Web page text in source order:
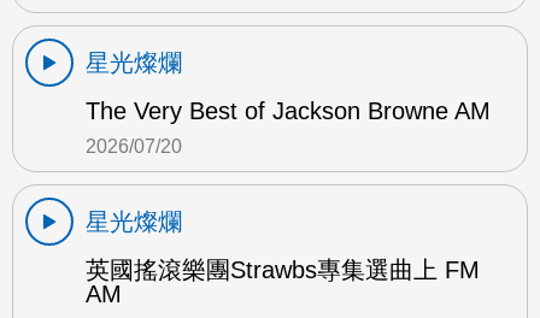
星光燦爛
The Very Best of Jackson Browne AM
2026/07/20
星光燦爛
英國搖滾樂團Strawbs專集選曲上 FM
AM